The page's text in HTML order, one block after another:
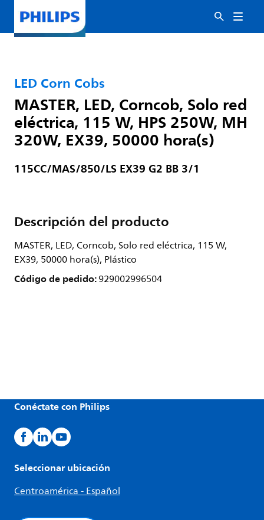
LED Corn Cobs
MASTER, LED, Corncob, Solo red
eléctrica, 115 W, HPS 250W, MH
320W, EX39, 50000 hora(s)
115CC/MAS/850/LS EX39 G2 BB 3/1
Descripción del producto
MASTER, LED, Corncob, Solo red eléctrica, 115 W,
EX39, 50000 hora(s), Plástico
Código de pedido:929002996504
Conéctate con Philips
Seleccionar ubicación
Centroamérica - Español